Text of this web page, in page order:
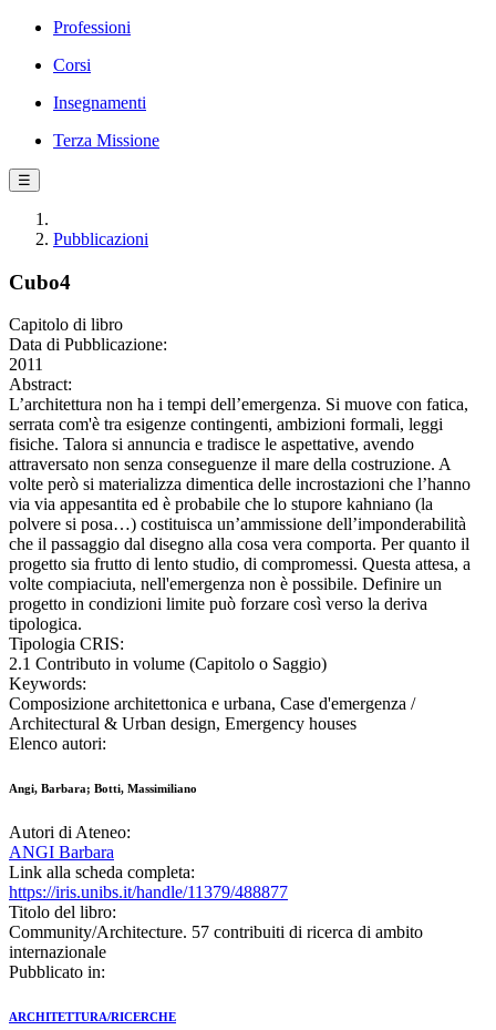
Professioni
Corsi
Insegnamenti
Terza Missione
☰
Pubblicazioni
Cubo4
Capitolo di libro
Data di Pubblicazione:
2011
Abstract:
L’architettura non ha i tempi dell’emergenza. Si muove con fatica,
serrata com'è tra esigenze contingenti, ambizioni formali, leggi
fisiche. Talora si annuncia e tradisce le aspettative, avendo
attraversato non senza conseguenze il mare della costruzione. A
volte però si materializza dimentica delle incrostazioni che l’hanno
via via appesantita ed è probabile che lo stupore kahniano (la
polvere si posa…) costituisca un’ammissione dell’imponderabilità
che il passaggio dal disegno alla cosa vera comporta. Per quanto il
progetto sia frutto di lento studio, di compromessi. Questa attesa, a
volte compiaciuta, nell'emergenza non è possibile. Definire un
progetto in condizioni limite può forzare così verso la deriva
tipologica.
Tipologia CRIS:
2.1 Contributo in volume (Capitolo o Saggio)
Keywords:
Composizione architettonica e urbana, Case d'emergenza /
Architectural & Urban design, Emergency houses
Elenco autori:
Angi, Barbara; Botti, Massimiliano
Autori di Ateneo:
ANGI Barbara
Link alla scheda completa:
https://iris.unibs.it/handle/11379/488877
Titolo del libro:
Community/Architecture. 57 contribuiti di ricerca di ambito
internazionale
Pubblicato in:
ARCHITETTURA/RICERCHE